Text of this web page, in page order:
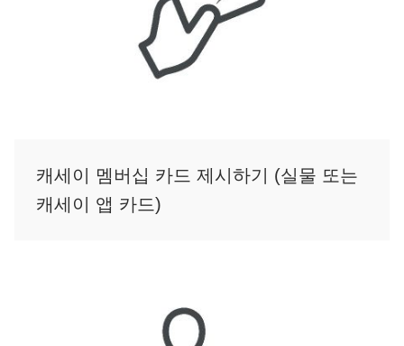
캐세이 멤버십 카드 제시하기 (실물 또는
캐세이 앱 카드)